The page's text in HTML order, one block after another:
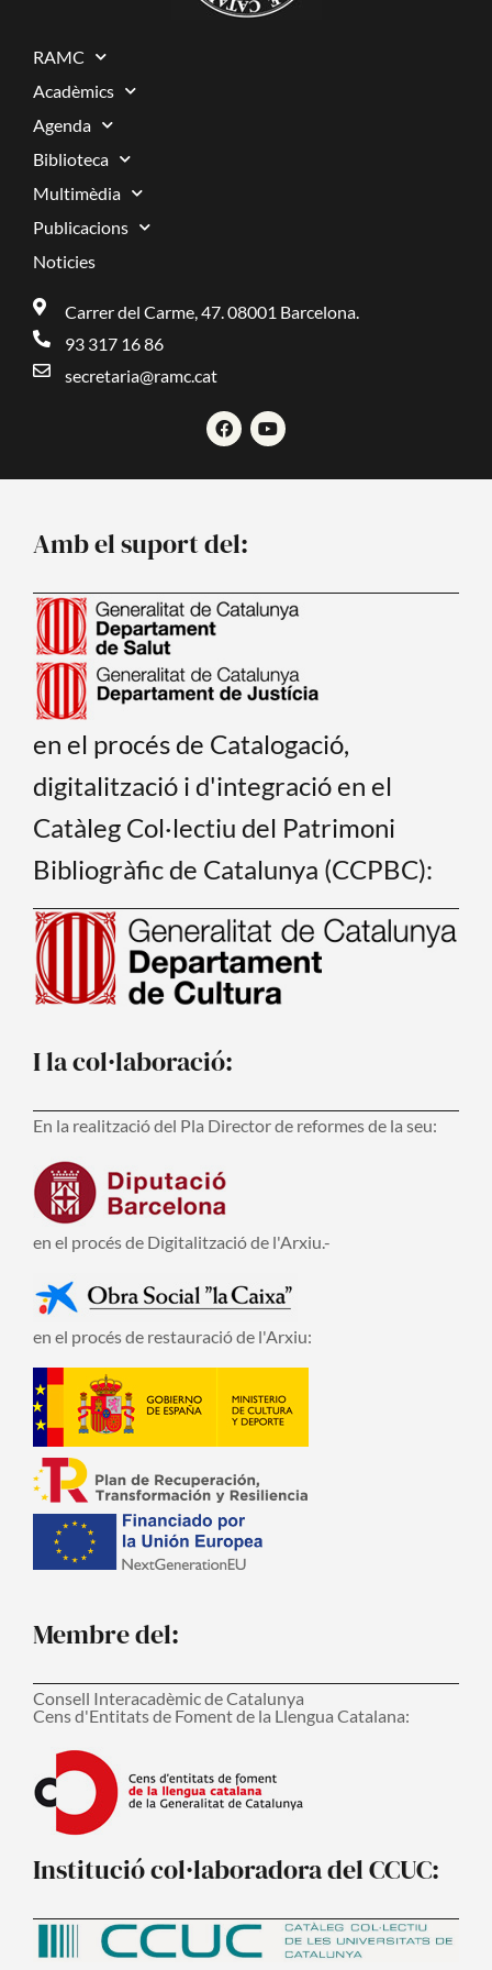
RAMC
Acadèmics
Agenda
Biblioteca
Multimèdia
Publicacions
Noticies
Carrer del Carme, 47. 08001 Barcelona.
93 317 16 86
secretaria@ramc.cat
F
a
c
k
Y
o
u
Amb el suport del:
en el procés de Catalogació,
digitalització i d'integració en el
Catàleg Col·lectiu del Patrimoni
Bibliogràfic de Catalunya (CCPBC):
I la col·laboració:
En la realització del Pla Director de reformes de la seu:
en el procés de Digitalització de l'Arxiu.-
en el procés de restauració de l'Arxiu:
Membre del:
Consell Interacadèmic de Catalunya
Cens d'Entitats de Foment de la Llengua Catalana:
Institució col·laboradora del CCUC: